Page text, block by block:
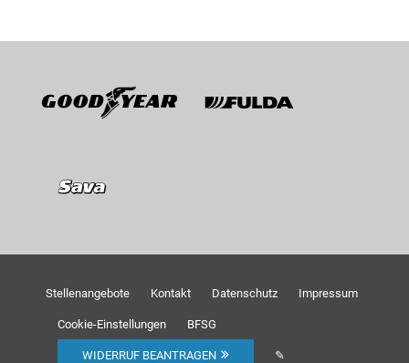
Stellenangebote Kontakt Datenschutz Impressum
Cookie-Einstellungen BFSG
WIDERRUF BEANTRAGEN ✎